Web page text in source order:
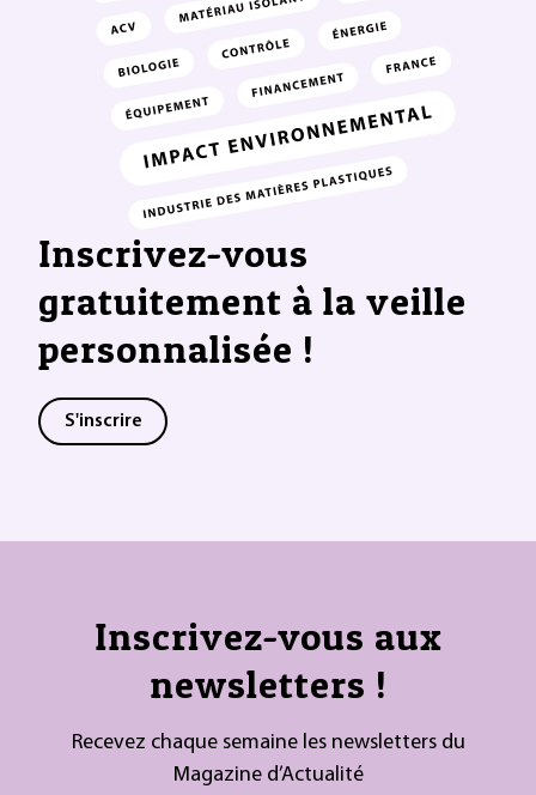
Inscrivez-vous
gratuitement à la veille
personnalisée !
S'inscrire
Inscrivez-vous aux
newsletters !
Recevez chaque semaine les newsletters du
Magazine d’Actualité